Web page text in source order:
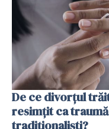
De ce divorțul
resimțit ca
tradiționaliști?